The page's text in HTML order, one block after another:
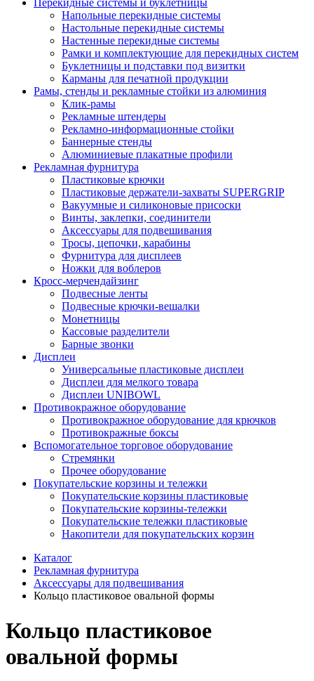
Перекидные системы и буклетницы
Напольные перекидные системы
Настольные перекидные системы
Настенные перекидные системы
Рамки и комплектующие для перекидных систем
Буклетницы и подставки под визитки
Карманы для печатной продукции
Рамы, стенды и рекламные стойки из алюминия
Клик-рамы
Рекламные штендеры
Рекламно-информационные стойки
Баннерные стенды
Алюминиевые плакатные профили
Рекламная фурнитура
Пластиковые крючки
Пластиковые держатели-захваты SUPERGRIP
Вакуумные и силиконовые присоски
Винты, заклепки, соединители
Аксессуары для подвешивания
Тросы, цепочки, карабины
Фурнитура для дисплеев
Ножки для воблеров
Кросс-мерчендайзинг
Подвесные ленты
Подвесные крючки-вешалки
Монетницы
Кассовые разделители
Барные звонки
Дисплеи
Универсальные пластиковые дисплеи
Дисплеи для мелкого товара
Дисплеи UNIBOWL
Противокражное оборудование
Противокражное оборудование для крючков
Противокражные боксы
Вспомогательное торговое оборудование
Стремянки
Прочее оборудование
Покупательские корзины и тележки
Покупательские корзины пластиковые
Покупательские корзины-тележки
Покупательские тележки пластиковые
Накопители для покупательских корзин
Каталог
Рекламная фурнитура
Аксессуары для подвешивания
Кольцо пластиковое овальной формы
Кольцо пластиковое
овальной формы